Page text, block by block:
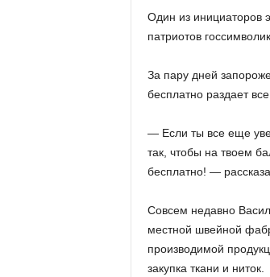
Один из инициаторов
патриотов
За пару дней
бесплатно раздает
— Если ты все еще
так, чтобы на твоем
бесплатно! —
Совсем недавно
местной швейной
производимой
закупка ткани и ниток.